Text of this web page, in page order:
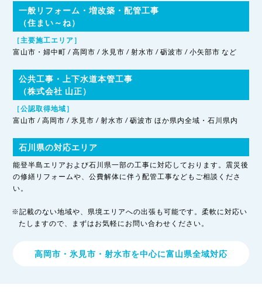
一般リフォーム・増改築・配管工事
（住まい～ね）
［主要施工エリア］
富山市・婦中町 / 高岡市 / 氷見市 / 射水市 / 砺波市 / 小矢部市 など
公共工事・上下水道本管工事
（株式会社 山正）
［公認取得地域］
富山市 / 高岡市 / 氷見市 / 射水市 / 砺波市 ほか県内全域・石川県内
石川県の対応エリア
能登半島エリアおよび石川県一部の工事に対応しております。震災後
の修繕リフォームや、公費解体に伴う配管工事などもご相談くださ
い。
※記載のない地域や、県境エリアへの出張も可能です。柔軟に対応い
たしますので、まずはお気軽にお問い合わせください。
高岡市・氷見市・射水市を中心に富山県全域対応